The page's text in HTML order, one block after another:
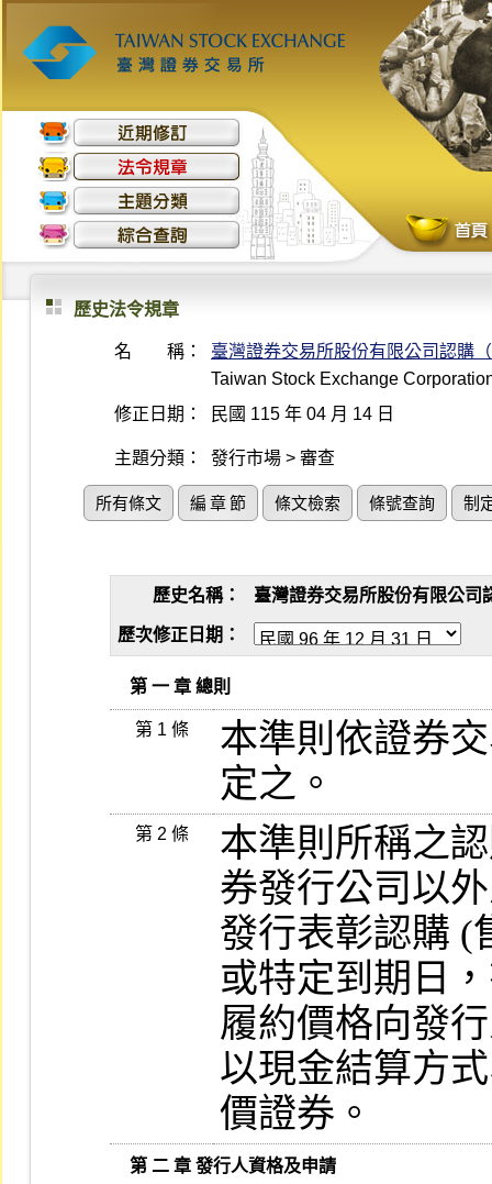
歷史法令規章
名 稱：
臺灣證券交易所股份有限公司認購
Taiwan Stock Exchange
修正日期：
民國 115 年 04 月 14 日
主題分類： 發行市場 > 審查
所有條文 編 章 節 條文檢索 條號查詢 制
歷史名稱： 臺灣證券交易所股份有限公司
歷次修正日期：
   第 一 章 總則
第 1 條
本準則依證券
定之。
第 2 條
本準則所稱之
券發行公司以
發行表彰認購 (
或特定到期日
履約價格向發
以現金結算方
價證券。
   第 二 章 發行人資格及申請